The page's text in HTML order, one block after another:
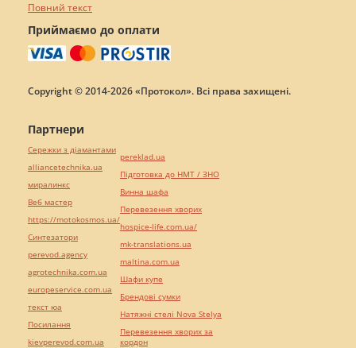
Повний текст
Приймаємо до оплати
Copyright © 2014-2026 «Протокол». Всі права захищені.
Партнери
Сережки з діамантами
alliancetechnika.ua
миралинкс
Веб мастер
https://motokosmos.ua/
Синтезатори
perevod.agency
agrotechnika.com.ua
europeservice.com.ua
текст юа
Посилання
kievperevod.com.ua
pereklad.ua
Підготовка до НМТ / ЗНО
Винна шафа
Перевезення хворих
hospice-life.com.ua/
mk-translations.ua
maltina.com.ua
Шафи купе
Брендові сумки
Натяжні стелі Nova Stelya
Перевезення хворих за
кордон